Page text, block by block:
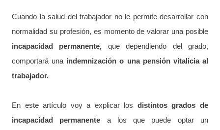
Cuando la salud del trabajador no le permite desarrollar con
normalidad su profesión, es momento de valorar una posible
incapacidad permanente, que dependiendo del grado,
comportará una indemnización o una pensión vitalicia al
trabajador.
En este artículo voy a explicar los distintos grados de
incapacidad permanente a los que puede optar un